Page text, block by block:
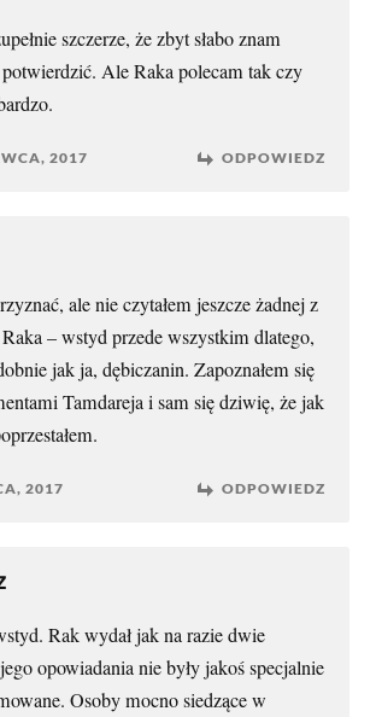
szczerze, że zbyt słabo znam
Ale Raka polecam tak czy
2017 ODPOWIEDZ
ale nie czytałem jeszcze żadnej z
– wstyd przede wszystkim dlatego,
jak ja, dębiczanin. Zapoznałem się
Tamdareja i sam się dziwię, że jak
2017 ODPOWIEDZ
Rak wydał jak na razie dwie
opowiadania nie były jakoś specjalnie
Osoby mocno siedzące w